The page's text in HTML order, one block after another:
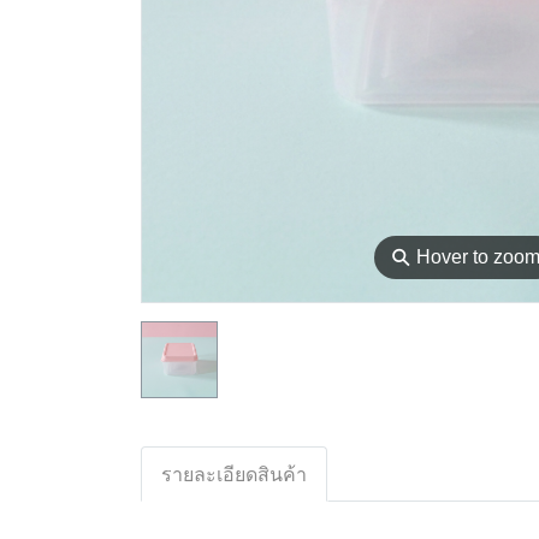
⚲ Hover to zoom
รายละเอียดสินค้า